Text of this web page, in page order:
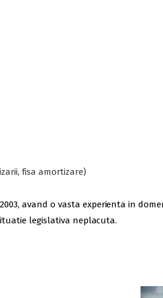
fisa amortizare)
avand o vasta experienta in
legislativa neplacuta.